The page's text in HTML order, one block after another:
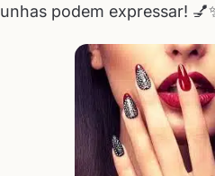
unhas podem expressar!